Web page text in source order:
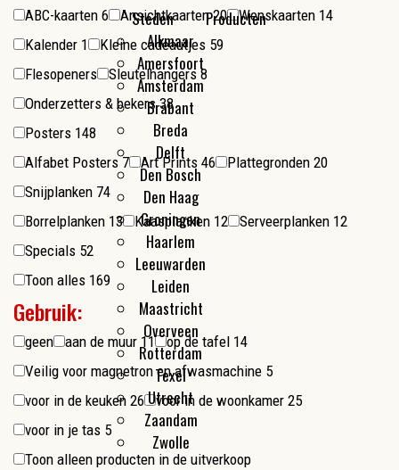
Kleine cadeautjes
Flesopeners
Make-up spiegeltjes
Steden
Alkmaar
Amersfoort
Amsterdam
Brabant
Breda
Delft
Den Bosch
Den Haag
Groningen
Haarlem
Leeuwarden
Leiden
Maastricht
Overveen
Rotterdam
Texel
Utrecht
Zaandam
Zwolle
Producten
ABC-kaarten 6 Ansichtkaarten20 Wenskaarten 14
Kalender 1 Kleine cadeautjes 59
Flesopeners
Sleutelhangers 8
Onderzetters & bekers38
Posters 148
Alfabet Posters7 Art Prints 46 Plattegronden 20
Snijplanken 74
Borrelplanken 13 Kaasplanken 12 Serveerplanken 12
Specials 52
Toon alles 169
Gebruik:
geen aan de muur 11 op de tafel 14
Veilig voor magnetron en afwasmachine 5
voor in de keuken 26 voor in de woonkamer 25
voor in je tas 5
Toon alleen producten in de uitverkoop